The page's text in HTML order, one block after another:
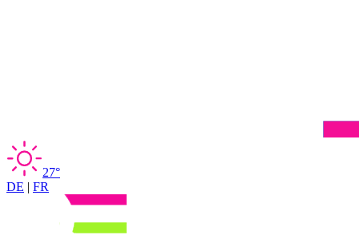
27°
DE | FR